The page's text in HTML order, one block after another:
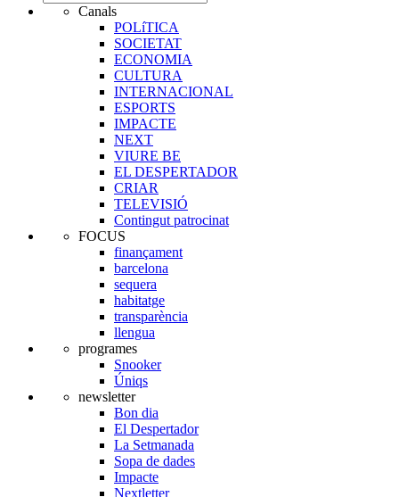
Canals
POLíTICA
SOCIETAT
ECONOMIA
CULTURA
INTERNACIONAL
ESPORTS
IMPACTE
NEXT
VIURE BE
EL DESPERTADOR
CRIAR
TELEVISIÓ
Contingut patrocinat
FOCUS
finançament
barcelona
sequera
habitatge
transparència
llengua
programes
Snooker
Úniqs
newsletter
Bon dia
El Despertador
La Setmanada
Sopa de dades
Impacte
Nextletter